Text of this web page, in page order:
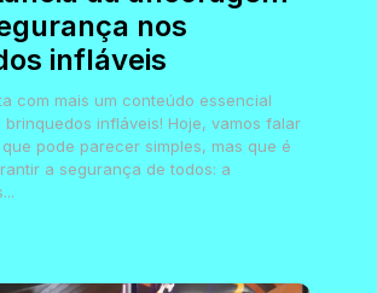
nos
infláveis
com mais um conteúdo essencial
infláveis! Hoje, vamos falar
pode parecer simples, mas que é
a segurança de todos: a